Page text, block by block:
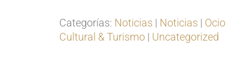
Categorías: Noticias | Noticias | Ocio
Cultural & Turismo| Uncategorized